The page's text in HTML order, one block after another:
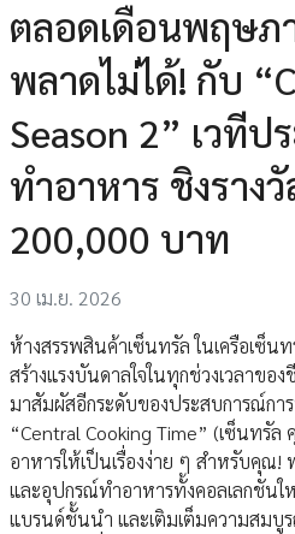
ตลอดเดือนพฤษภ
พลาดไม่ได้! กับ
Season 2” เวที
ทำอาหาร ชิงราง
200,000 บาท
30 เม.ย. 2026
ห้างสรรพสินค้าเซ็นทรัล ในเครือเซ็น
สร้างแรงบันดาลใจในทุกช่วงเวลาขอ
มาสัมผัสอีกระดับของประสบการณ์กา
“Central Cooking Time” (เซ็นทรัล
อาหารให้เป็นเรื่องง่าย ๆ สำหรับคุณ!
และอุปกรณ์ทำอาหารทั้งคอลเลกชันใ
แบรนด์ชั้นนำ และเติมเต็มความสมบู